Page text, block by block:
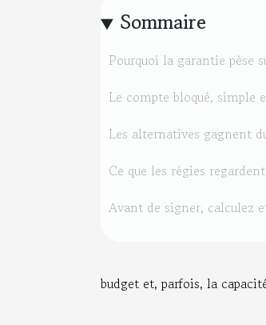
Sommaire
Pourquoi la garantie pèse
Le compte bloqué, simple
Les alternatives gagnent
Ce que les régies
Avant de signer, calculez
budget et, parfois, la